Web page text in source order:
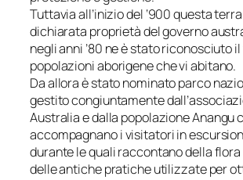
Tuttavia all’inizio del ‘900 questa
dichiarata proprietà del governo
negli anni ’80 ne è stato riconosciuto
popolazioni aborigene che vi abitano.
Da allora è stato nominato parco
gestito congiuntamente
Australia e dalla popolazione Anangu
accompagnano i visitatori in
durante le quali raccontano della
delle antiche pratiche utilizzate per